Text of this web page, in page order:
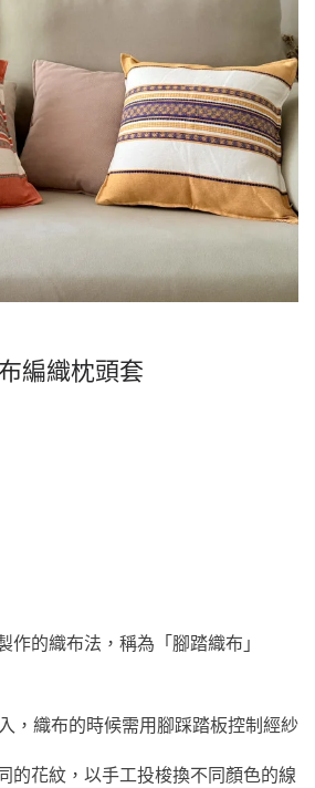
編織枕頭套
作的織布法，稱為「腳踏織布」
，織布的時候需用腳踩踏板控制經紗
的花紋，以手工投梭換不同顏色的線